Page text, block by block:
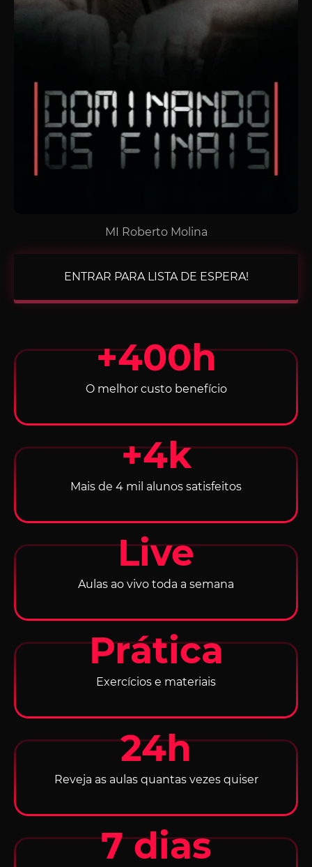
MI Roberto Molina
ENTRAR PARA LISTA DE ESPERA!
+400h
O melhor custo benefício
+4k
Mais de 4 mil alunos satisfeitos
Live
Aulas ao vivo toda a semana
Prática
Exercícios e materiais
24h
Reveja as aulas quantas vezes quiser
7 dias